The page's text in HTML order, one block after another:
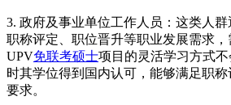
3. 政府及事业单位工作人员：这类人
职称评定、职位晋升等职业发展需求，
UPV免联考硕士项目的灵活学习方式
时其学位得到国内认可，能够满足职
要求。